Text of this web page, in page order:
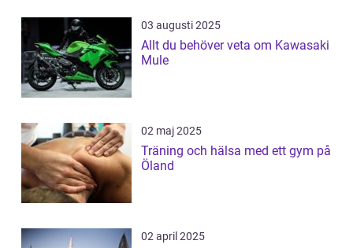
03 augusti 2025
Allt du behöver veta om Kawasaki
Mule
02 maj 2025
Träning och hälsa med ett gym på
Öland
02 april 2025